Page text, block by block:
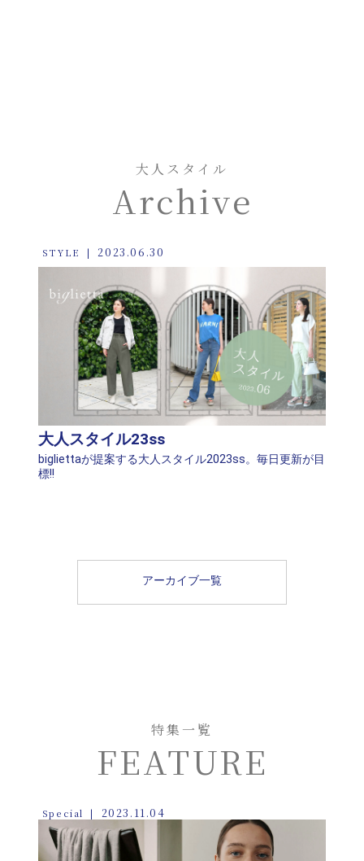
大人スタイル
Archive
STYLE 2023.06.30
大人スタイル23ss
bigliettaが提案する大人スタイル2023ss。毎日更新が目
標!!
アーカイブ一覧
特集一覧
FEATURE
Special 2023.11.04